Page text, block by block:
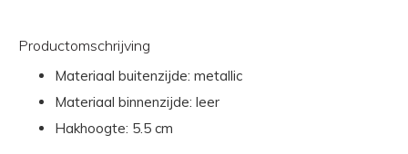
Productomschrijving
Materiaal buitenzijde: metallic
Materiaal binnenzijde: leer
Hakhoogte: 5.5 cm